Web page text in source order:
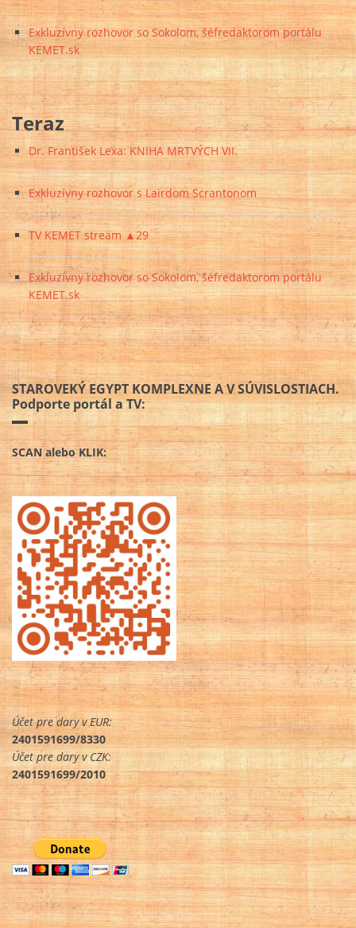
Exkluzívny rozhovor so Sokolom, šéfredaktorom portálu
KEMET.sk
Teraz
Dr. František Lexa: KNIHA MRTVÝCH VII.
Exkluzívny rozhovor s Lairdom Scrantonom
TV KEMET stream ▲29
Exkluzívny rozhovor so Sokolom, šéfredaktorom portálu
KEMET.sk
STAROVEKÝ EGYPT KOMPLEXNE A V SÚVISLOSTIACH.
Podporte portál a TV:
SCAN alebo KLIK:
Účet pre dary v EUR:
2401591699/8330
Účet pre dary v CZK:
2401591699/2010